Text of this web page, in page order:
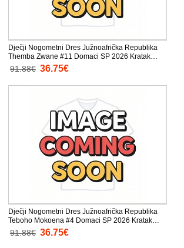
Dječji Nogometni Dres Južnoafrička Republika
Themba Zwane #11 Domaci SP 2026 Kratak
Rukav (+ Kratke hlače)
91.88€ 36.75€
Dječji Nogometni Dres Južnoafrička Republika
Teboho Mokoena #4 Domaci SP 2026 Kratak
Rukav (+ Kratke hlače)
91.88€ 36.75€